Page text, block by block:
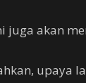
juga akan
upaya